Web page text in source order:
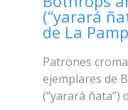
(“yarará
de La
Patrones
ejemplares de
(“yarará ñata”)